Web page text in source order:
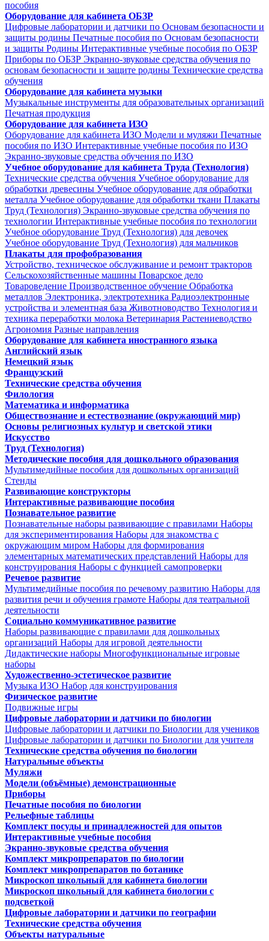
пособия
Оборудование для кабинета ОБЗР
Цифровые лаборатории и датчики по Основам безопасности и
защиты родины Печатные пособия по Основам безопасности
и защиты Родины Интерактивные учебные пособия по ОБЗР
Приборы по ОБЗР Экранно-звуковые средства обучения по
основам безопасности и защите родины Технические средства
обучения
Оборудование для кабинета музыки
Музыкальные инструменты для образовательных организаций
Печатная продукция
Оборудование для кабинета ИЗО
Оборудование для кабинета ИЗО Модели и муляжи Печатные
пособия по ИЗО Интерактивные учебные пособия по ИЗО
Экранно-звуковые средства обучения по ИЗО
Учебное оборудование для кабинета Труда (Технология)
Технические средства обучения Учебное оборудование для
обработки древесины Учебное оборудование для обработки
металла Учебное оборудование для обработки ткани Плакаты
Труд (Технология) Экранно-звуковые средства обучения по
технологии Интерактивные учебные пособия по технологии
Учебное оборудование Труд (Технология) для девочек
Учебное оборудование Труд (Технология) для мальчиков
Плакаты для профобразования
Устройство, техническое обслуживание и ремонт тракторов
Сельскохозяйственные машины Поварское дело
Товароведение Производственное обучение Обработка
металлов Электроника, электротехника Радиоэлектронные
устройства и элементная база Животноводство Технология и
техника переработки молока Ветеринария Растениеводство
Агрономия Разные направления
Оборудование для кабинета иностранного языка
Английский язык
Немецкий язык
Французский
Технические средства обучения
Филология
Математика и информатика
Обществознание и естествознание (окружающий мир)
Основы религиозных культур и светской этики
Искусство
Труд (Технология)
Методические пособия для дошкольного образования
Мультимедийные пособия для дошкольных организаций
Стенды
Развивающие конструкторы
Интерактивные развивающие пособия
Познавательное развитие
Познавательные наборы развивающие с правилами Наборы
для экспериментирования Наборы для знакомства с
окружающим миром Наборы для формирования
элементарных математических представлений Наборы для
конструирования Наборы с функцией самопроверки
Речевое развитие
Мультимедийные пособия по речевому развитию Наборы для
развития речи и обучения грамоте Наборы для театральной
деятельности
Социально коммуникативное развитие
Наборы развивающие с правилами для дошкольных
организаций Наборы для игровой деятельности
Дидактические наборы Многофункциональные игровые
наборы
Художественно-эстетическое развитие
Музыка ИЗО Набор для конструирования
Физическое развитие
Подвижные игры
Цифровые лаборатории и датчики по биологии
Цифровые лаборатории и датчики по Биологии для учеников
Цифровые лаборатории и датчики по Биологии для учителя
Технические средства обучения по биологии
Натуральные объекты
Муляжи
Модели (объёмные) демонстрационные
Приборы
Печатные пособия по биологии
Рельефные таблицы
Комплект посуды и принадлежностей для опытов
Интерактивные учебные пособия
Экранно-звуковые средства обучения
Комплект микропрепаратов по биологии
Комплект микропрепаратов по ботанике
Микроскоп школьный для кабинета биологии
Микроскоп школьный для кабинета биологии с
подсветкой
Цифровые лаборатории и датчики по географии
Технические средства обучения
Объекты натуральные